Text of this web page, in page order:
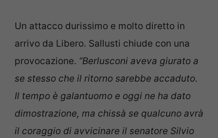
Un attacco durissimo e molto diretto in
arrivo da Libero. Sallusti chiude con una
provocazione. “Berlusconi aveva giurato a
se stesso che il ritorno sarebbe accaduto.
Il tempo è galantuomo e oggi ne ha dato
dimostrazione, ma chissà se qualcuno avrà
il coraggio di avvicinare il senatore Silvio